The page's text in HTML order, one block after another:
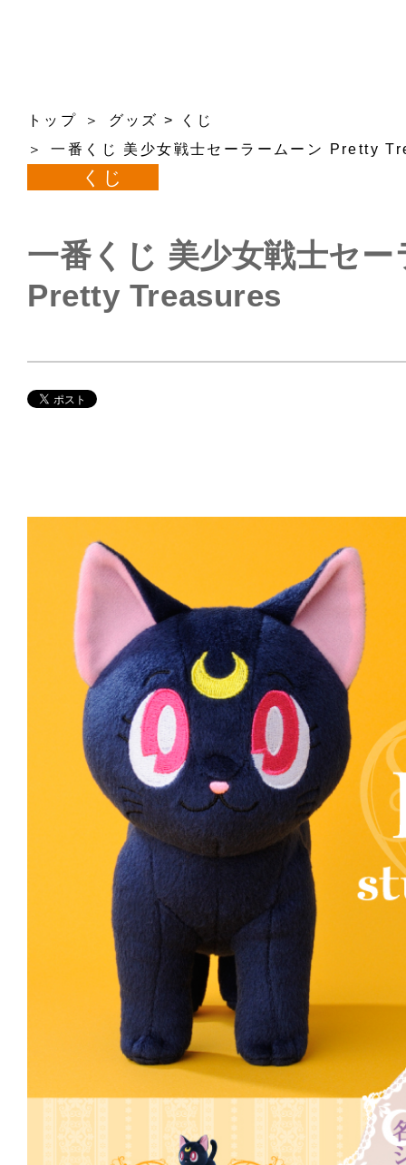
トップ グッズ >
くじ
一番くじ 美少女戦士セーラームーン Pretty
くじ
一番くじ 美少女戦士セー
Pretty Treasures